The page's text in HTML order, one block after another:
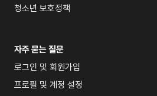
청소년 보호정책
자주 묻는 질문
로그인 및 회원가입
프로필 및 계정 설정